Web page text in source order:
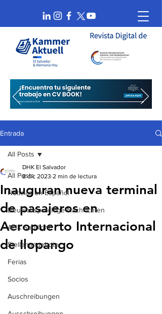
Entrada
All Posts
Noticias en Español
Deutschsprachige Nachrichten
AHK Spotlight
Stellenangebote
Ferias
Socios
Auschreibungen
All Posts
Inauguran nueva terminal
de pasajeros en
Aeropuerto Internacional
de Ilopango
DHK El Salvador
8 dic 2023 2 min de lectura